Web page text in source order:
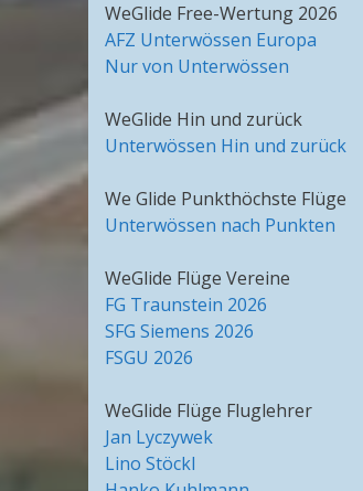
WeGlide Free-Wertung 2026
AFZ Unterwössen Europa
Nur von Unterwössen
WeGlide Hin und zurück
Unterwössen Hin und zurück
We Glide Punkthöchste Flüge
Unterwössen nach Punkten
WeGlide Flüge Vereine
FG Traunstein 2026
SFG Siemens 2026
FSGU 2026
WeGlide Flüge Fluglehrer
Jan Lyczywek
Lino Stöckl